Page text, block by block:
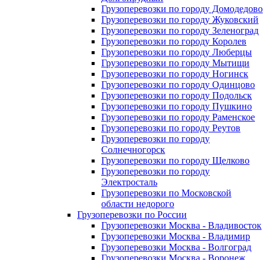
Грузоперевозки по городу Домодедово
Грузоперевозки по городу Жуковский
Грузоперевозки по городу Зеленоград
Грузоперевозки по городу Королев
Грузоперевозки по городу Люберцы
Грузоперевозки по городу Мытищи
Грузоперевозки по городу Ногинск
Грузоперевозки по городу Одинцово
Грузоперевозки по городу Подольск
Грузоперевозки по городу Пушкино
Грузоперевозки по городу Раменское
Грузоперевозки по городу Реутов
Грузоперевозки по городу
Солнечногорск
Грузоперевозки по городу Щелково
Грузоперевозки по городу
Электросталь
Грузоперевозки по Московской
области недорого
Грузоперевозки по России
Грузоперевозки Москва - Владивосток
Грузоперевозки Москва - Владимир
Грузоперевозки Москва - Волгоград
Грузоперевозки Москва - Воронеж